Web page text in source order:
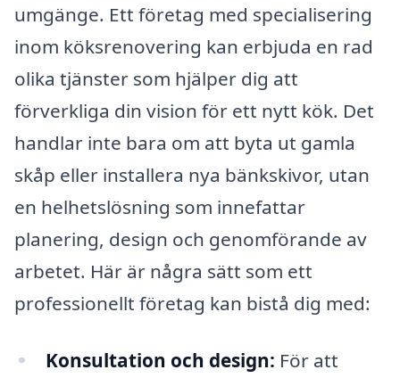
umgänge. Ett företag med specialisering
inom köksrenovering kan erbjuda en rad
olika tjänster som hjälper dig att
förverkliga din vision för ett nytt kök. Det
handlar inte bara om att byta ut gamla
skåp eller installera nya bänkskivor, utan
en helhetslösning som innefattar
planering, design och genomförande av
arbetet. Här är några sätt som ett
professionellt företag kan bistå dig med:
Konsultation och design: För att